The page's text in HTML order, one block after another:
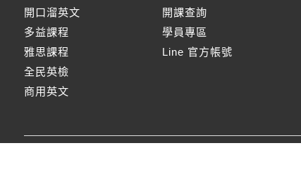
開口溜英文
多益課程
雅思課程
全民英檢
商用英文
開課查詢
學員專區
Line 官方帳號